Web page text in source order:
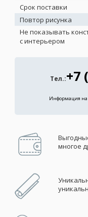
Срок поставки
Повтор рисунка
Не показывать
с интерьером
Тел.:+7
Информация на
многое